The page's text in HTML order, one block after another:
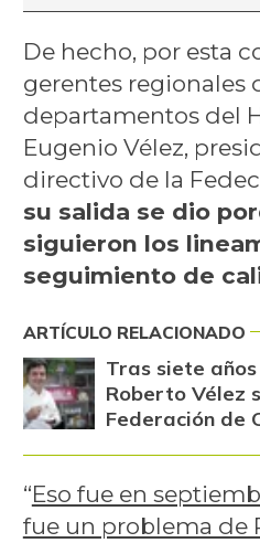
De hecho, por esta
gerentes regionales
departamentos del
Eugenio Vélez,
directivo de la
su salida se dio
siguieron los
seguimiento de
ARTÍCULO RELACIONADO
Tras siete
Roberto Vélez
Federación de
“Eso fue en
fue un problema de